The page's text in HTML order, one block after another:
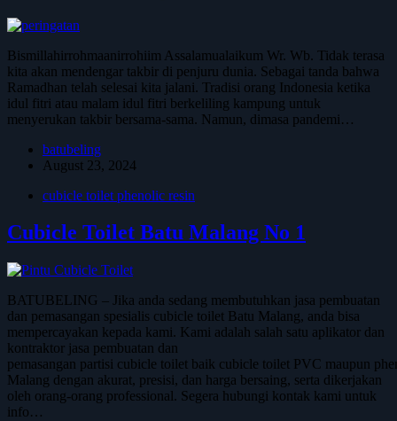
Bismillahirrohmaanirrohiim Assalamualaikum Wr. Wb. Tidak terasa
kita akan mendengar takbir di penjuru dunia. Sebagai tanda bahwa
Ramadhan telah selesai kita jalani. Tradisi orang Indonesia ketika
idul fitri atau malam idul fitri berkeliling kampung untuk
menyerukan takbir bersama-sama. Namun, dimasa pandemi…
batubeling
August 23, 2024
cubicle toilet phenolic resin
Cubicle Toilet Batu Malang No 1
BATUBELING – Jika anda sedang membutuhkan jasa pembuatan
dan pemasangan spesialis cubicle toilet Batu Malang, anda bisa
mempercayakan kepada kami. Kami adalah salah satu aplikator dan
kontraktor jasa pembuatan dan
pemasangan partisi cubicle toilet baik cubicle toilet PVC maupun
Malang dengan akurat, presisi, dan harga bersaing, serta dikerjakan
oleh orang-orang professional. Segera hubungi kontak kami untuk
info…